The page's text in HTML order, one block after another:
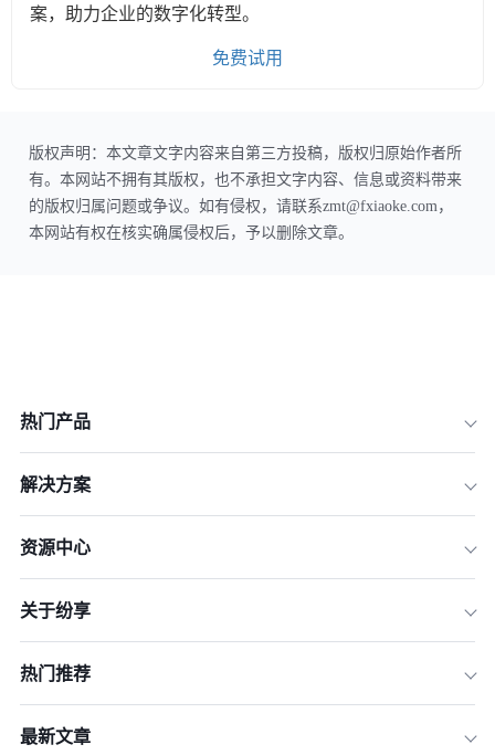
案，助力企业的数字化转型。
免费试用
版权声明：本文章文字内容来自第三方投稿，版权归原始作者所
有。本网站不拥有其版权，也不承担文字内容、信息或资料带来
的版权归属问题或争议。如有侵权，请联系zmt@fxiaoke.com，
本网站有权在核实确属侵权后，予以删除文章。
热门产品
解决方案
资源中心
关于纷享
热门推荐
最新文章